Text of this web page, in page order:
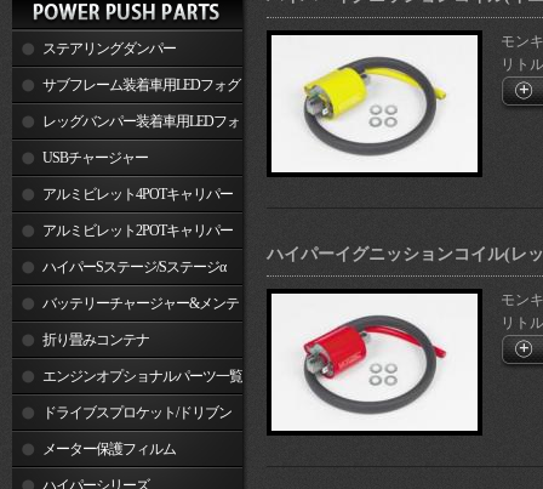
ステアリングダンパー
サブフレーム装着車用LEDフォグ
ランプレッグバンパー装着車用LEDフォ
グランプUSBチャージャー
アルミビレット4POTキャリパー
関連製品アルミビレット2POTキャリパー
関連製品ハイパーSステージ/Sステージα
バッテリーチャージャー&メンテ
ナー 折り畳みコンテナ
エンジンオプショナルパーツ一覧
ドライブスプロケット/ドリブン
スプロケット
メーター保護フィルム
ハイパーシリーズ
モン
リト
ハイパーイグニッションコイル(レ
モン
リト